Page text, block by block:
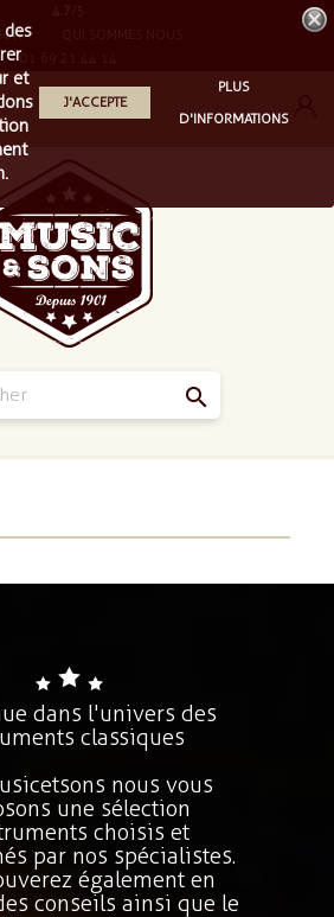
QUI SOMMES NOUS
4.7
01 69 21 44 14

et
J'ACCEPTE
PLUS
D'INFORMATIONS
dans l'univers des
classiques
nous vous
une sélection
choisis et
par nos spécialistes.
également en
conseils ainsi que le